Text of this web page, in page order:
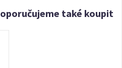
také koupit